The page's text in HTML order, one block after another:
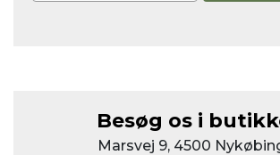
Besøg os i
Marsvej 9, 4500